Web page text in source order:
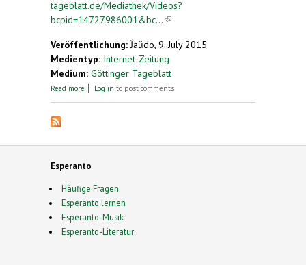
tageblatt.de/Mediathek/Videos?
bcpid=14727986001&bc...(link is external)
Veröffentlichung: Ĵaŭdo, 9. July 2015
Medientyp: Internet-Zeitung
Medium: Göttinger Tageblatt
Read more about Internationale Verständigung fördern.
Log in to post comments
Esperanto
Häufige Fragen
Esperanto lernen
Esperanto-Musik
Esperanto-Literatur